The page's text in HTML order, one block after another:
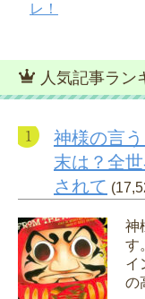
レ！
人気記事ラン
神様の言
末は？全
されて
神
す
イ
の